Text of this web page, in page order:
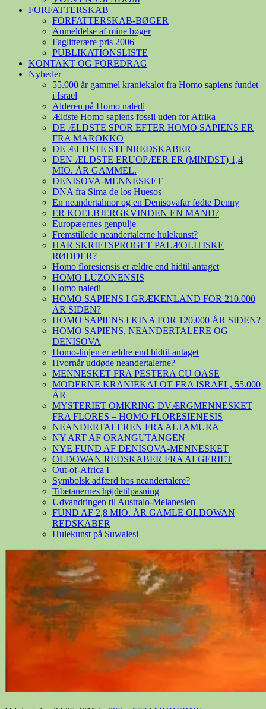
FORFATTERSKAB
FORFATTERSKAB-BØGER
Anmeldelse af mine bøger
Faglitterære pris 2006
PUBLIKATIONSLISTE
KONTAKT OG FOREDRAG
Nyheder
55.000 år gammel kraniekalot fra Homo sapiens fundet
i Israel
Alderen på Homo naledi
Ældste Homo sapiens fossil uden for Afrika
DE ÆLDSTE SPOR EFTER HOMO SAPIENS ER
FRA MAROKKO
DE ÆLDSTE STENREDSKABER
DEN ÆLDSTE ERUOPÆER ER (MINDST) 1,4
MIO. ÅR GAMMEL.
DENISOVA-MENNESKET
DNA fra Sima de los Huesos
En neandertalmor og en Denisovafar fødte Denny
ER KOELBJERGKVINDEN EN MAND?
Europæernes genpulje
Fremstillede neandertalerne hulekunst?
HAR SKRIFTSPROGET PALÆOLITISKE
RØDDER?
Homo floresiensis er ældre end hidtil antaget
HOMO LUZONENSIS
Homo naledi
HOMO SAPIENS I GRÆKENLAND FOR 210.000
ÅR SIDEN?
HOMO SAPIENS I KINA FOR 120.000 ÅR SIDEN?
HOMO SAPIENS, NEANDERTALERE OG
DENISOVA
Homo-linjen er ældre end hidtil antaget
Hvornår uddøde neandertalerne?
MENNESKET FRA PESTERA CU OASE
MODERNE KRANIEKALOT FRA ISRAEL, 55.000
ÅR
MYSTERIET OMKRING DVÆRGMENNESKET
FRA FLORES – HOMO FLORESIENESIS
NEANDERTALEREN FRA ALTAMURA
NY ART AF ORANGUTANGEN
NYE FUND AF DENISOVA-MENNESKET
OLDOWAN REDSKABER FRA ALGERIET
Out-of-Africa I
Symbolsk adfærd hos neandertalere?
Tibetanernes højdetilpasning
Udvandringen til Australo-Melanesien
FUND AF 2,8 MIO. ÅR GAMLE OLDOWAN
REDSKABER
Hulekunst på Suwalesi